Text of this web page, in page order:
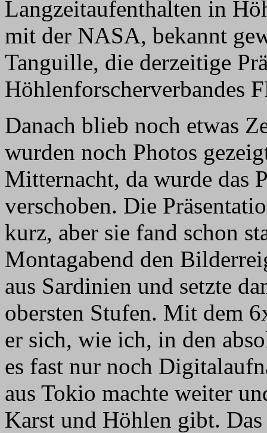
Langzeitaufenthalten in
mit der NASA, bekannt
Tanguille, die derzeitige
Höhlenforscherverbandes
Danach blieb noch etwas
wurden noch Photos
Mitternacht, da wurde das
verschoben. Die
kurz, aber sie fand schon
Montagabend den
aus Sardinien und setzte
obersten Stufen. Mit dem
er sich, wie ich, in den
es fast nur noch
aus Tokio machte weiter
Karst und Höhlen gibt.